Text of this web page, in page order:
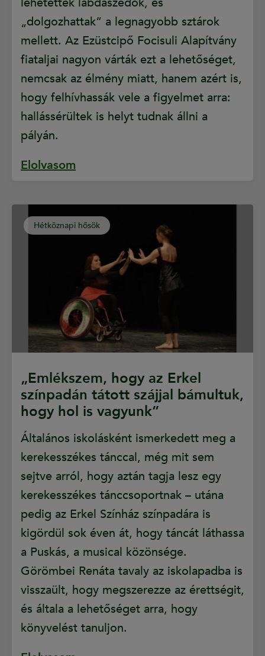
„dolgozhattak” a legnagyobb sztárok
mellett. Az Ezüstcipő Focisuli Alapítvány
fiataljai nagyon várták ezt a lehetőséget,
nemcsak az élmény miatt, hanem azért is,
hogy felhívhassák vele a figyelmet arra:
hallássérültek is helyt tudnak állni a
pályán.
Elolvasom
Hétköznapi hősök
„Emlékszem, hogy az Erkel
színpadán tátott szájjal bámultuk,
hogy hol is vagyunk”
Általános iskolásként ismerkedett meg a
kerekesszékes tánccal, még mit sem
sejtve arról, hogy aztán tagja lesz egy
kerekesszékes tánccsoportnak – utána
pedig az Erkel Színház színpadára is
kigördül sok éven át, hogy táncát láthassa
a Puskás, a musical közönsége.
Görömbei Renáta tavaly az iskolapadba is
visszaült, hogy megszerezze az érettségit,
és általa a lehetőséget arra, hogy
könyvelést tanuljon.